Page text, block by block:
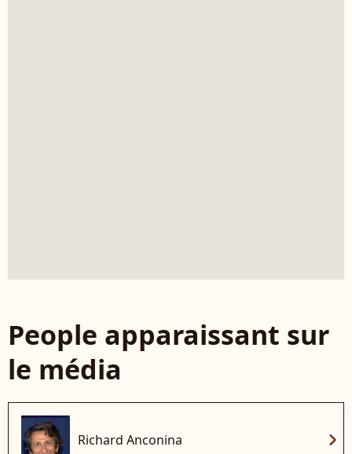
People apparaissant sur
le média
Richard Anconina chevron_right